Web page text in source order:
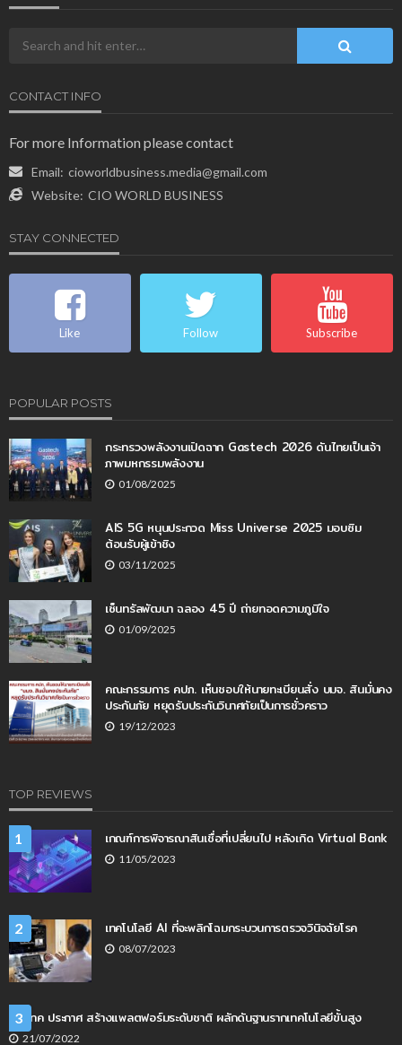
CONTACT INFO
For more Information please contact
Email: cioworldbusiness.media@gmail.com
Website: CIO WORLD BUSINESS
STAY CONNECTED
Like Follow Subscribe
POPULAR POSTS
กระทรวงพลังงานเปิดฉาก Gastech 2026 ดันไทยเป็นเจ้า
ภาพมหกรรมพลังงาน
01/08/2025
AIS 5G หนุนประกวด Miss Universe 2025 มอบซิม
ต้อนรับผู้เข้าชิง
03/11/2025
เซ็นทรัลพัฒนา ฉลอง 45 ปี ถ่ายทอดความภูมิใจ
01/09/2025
คณะกรรมการ คปภ. เห็นชอบให้นายทะเบียนสั่ง บมจ. สินมั่นคง
ประกันภัย หยุดรับประกันวินาศภัยเป็นการชั่วคราว
19/12/2023
TOP REVIEWS
1 เกณฑ์การพิจารณาสินเชื่อที่เปลี่ยนไป หลังเกิด Virtual Bank
11/05/2023
2 เทคโนโลยี AI ที่จะพลิกโฉมกระบวนการตรวจวินิจฉัยโรค
08/07/2023
3
เนคเทค ประกาศ สร้างแพลตฟอร์มระดับชาติ ผลักดันฐานรากเทคโนโลยีขั้นสูง
21/07/2022